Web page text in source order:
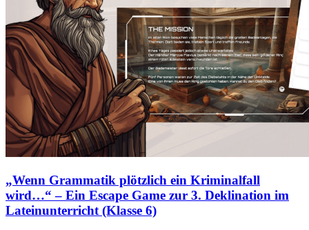
„Wenn Grammatik plötzlich ein Kriminalfall
wird…“ – Ein Escape Game zur 3. Deklination im
Lateinunterricht (Klasse 6)